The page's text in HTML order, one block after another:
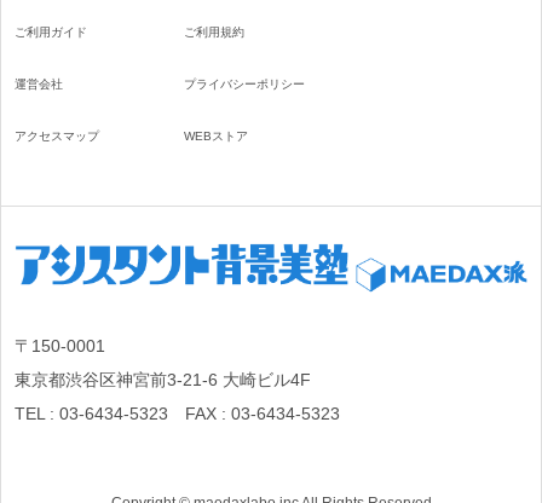
ご利用ガイド
運営会社
アクセスマップ
ご利用規約
プライバシーポリシー
WEBストア
〒150-0001
東京都渋谷区神宮前3-21-6 大崎ビル4F
TEL : 03-6434-5323 FAX : 03-6434-5323